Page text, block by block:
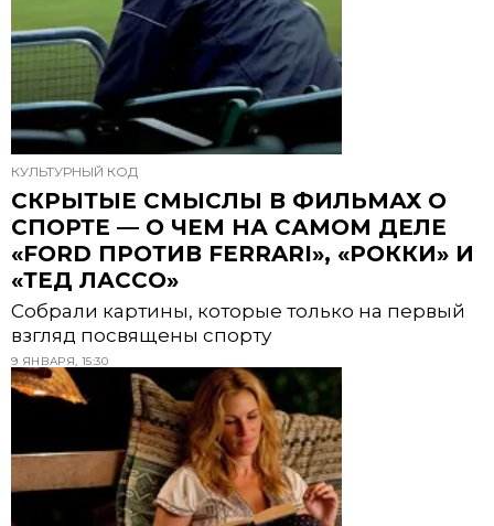
КУЛЬТУРНЫЙ КОД
СКРЫТЫЕ СМЫСЛЫ В ФИЛЬМАХ О
СПОРТЕ — О ЧЕМ НА САМОМ ДЕЛЕ
«FORD ПРОТИВ FERRARI», «РОККИ» И
«ТЕД ЛАССО»
Собрали картины, которые только на первый
взгляд посвящены спорту
9 ЯНВАРЯ, 15:30